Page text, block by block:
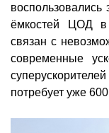
ёмкостей ЦОД в
связан с
современные
потребует уже 600